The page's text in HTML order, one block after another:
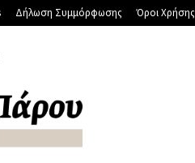
Δήλωση Συμμόρφωσης Όροι Χρήσης